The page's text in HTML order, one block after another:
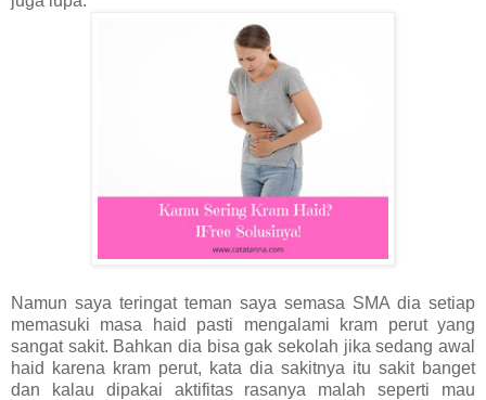
Namun saya teringat teman saya semasa SMA dia setiap
memasuki masa haid pasti mengalami kram perut yang
sangat sakit. Bahkan dia bisa gak sekolah jika sedang awal
haid karena kram perut, kata dia sakitnya itu sakit banget
dan kalau dipakai aktifitas rasanya malah seperti mau